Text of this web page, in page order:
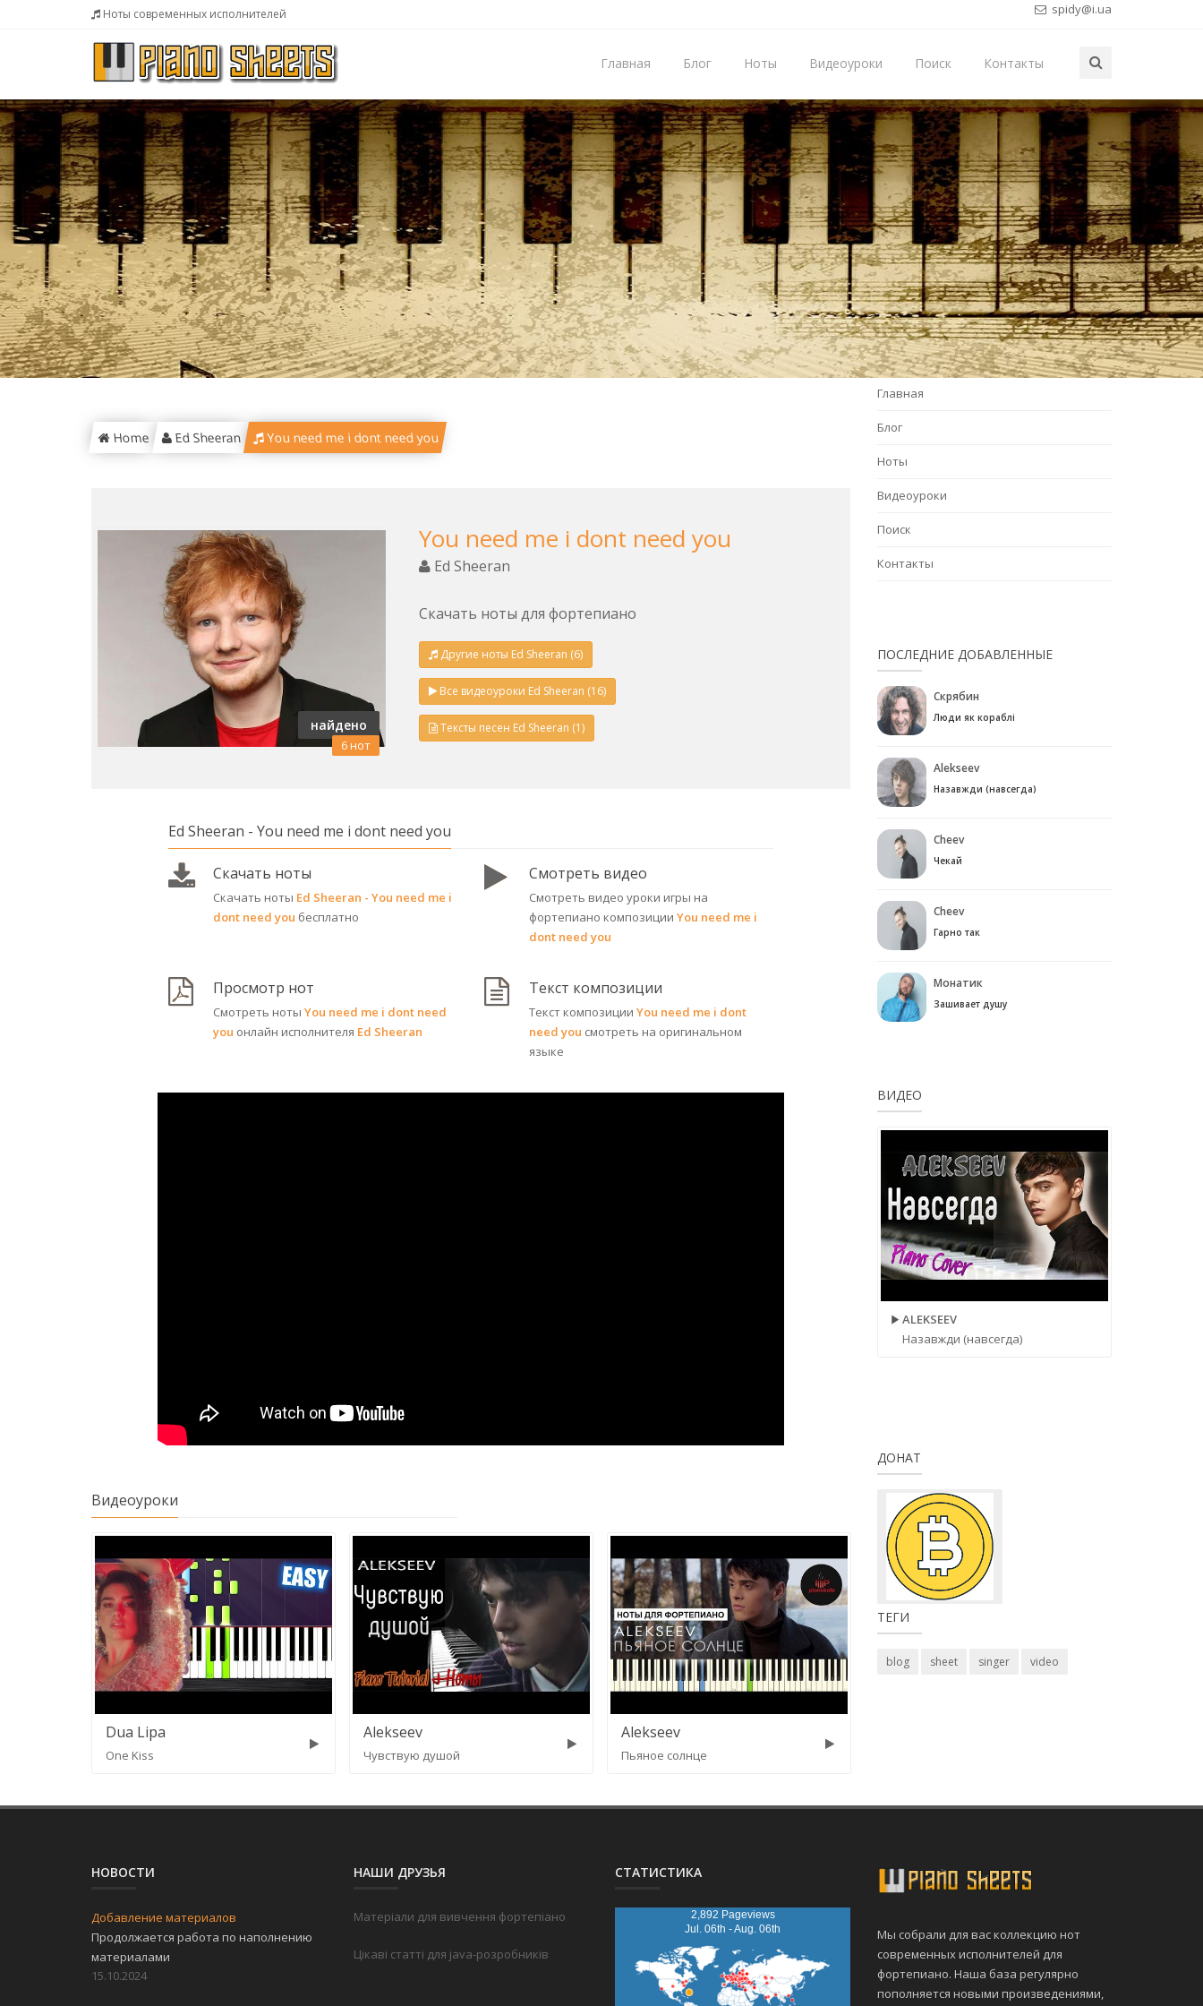
Ноты современных исполнителей spidy@i.ua
Главная Блог Ноты Видеоуроки Поиск Контакты
Home Ed Sheeran You need me i dont need you
найдено
6 нот
You need me i dont need you
Ed Sheeran
Скачать ноты для фортепиано
Другие ноты Ed Sheeran (6)
Все видеоуроки Ed Sheeran (16)
Тексты песен Ed Sheeran (1)
Ed Sheeran - You need me i dont need you
Скачать ноты
Скачать ноты Ed Sheeran - You need me i
dont need you бесплатно
Смотреть видео
Смотреть видео уроки игры на
фортепиано композиции You need me i
dont need you
Просмотр нот
Смотреть ноты You need me i dont need
you онлайн исполнителя Ed Sheeran
Текст композиции
Текст композиции You need me i dont
need you смотреть на оригинальном
языке
Видеоуроки
Dua Lipa
One Kiss
Alekseev
Чувствую душой
Alekseev
Пьяное солнце
Главная
Блог
Ноты
Видеоуроки
Поиск
Контакты
ПОСЛЕДНИЕ ДОБАВЛЕННЫЕ
Скрябин
Люди як кораблі
Alekseev
Назавжди (навсегда)
Cheev
Чекай
Cheev
Гарно так
Монатик
Зашивает душу
ВИДЕО
ALEKSEEV
Назавжди (навсегда)
ДОНАТ
ТЕГИ
blog sheet singer video
НОВОСТИ
Добавление материалов
Продолжается работа по наполнению
материалами
15.10.2024
НАШИ ДРУЗЬЯ
Матеріали для вивчення фортепіано
Цікаві статті для java-розробників
СТАТИСТИКА
2,892 Pageviews
Jul. 06th - Aug. 06th
Мы собрали для вас коллекцию нот
современных исполнителей для
фортепиано. Наша база регулярно
пополняется новыми произведениями,